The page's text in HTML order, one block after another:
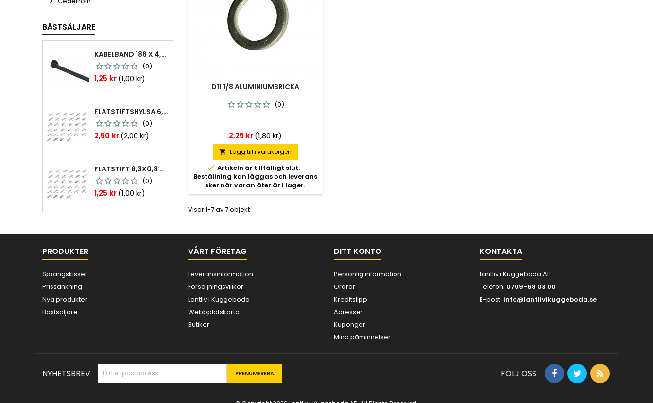
BÄSTSÄLJARE
KABELBAND 186 X 4,8MM TY25MX TY-RAP SVARTA 1000 ST
(0)
Pris
1,25 kr(1,00 kr)
FLATSTIFTSHYLSA 6,3X0,8 1,0-2,5 MM² 100ST NABB
(0)
Pris
2,50 kr(2,00 kr)
FLATSTIFT 6,3X0,8 M. NABB 1,0-2,5 MM2 100ST
(0)
Pris
1,25 kr(1,00 kr)
D11 1/8 ALUMINIUMBRICKA
(0)
Pris
2,25 kr(1,80 kr)
 Lägg till i varukorgen
 Artikeln är tillfälligt slut.
Beställning kan läggas och leverans
sker när varan åter är i lager.
Visar 1-7 av 7 objekt
PRODUKTER
Sprängskisser
Prissänkning
Nya produkter
Bästsäljare
VÅRT FÖRETAG
Leveransinformation
Försäljningsvillkor
Lantliv i Kuggeboda
Webbplatskarta
Butiker
DITT KONTO
Personlig information
Ordrar
Kreditslipp
Adresser
Kuponger
Mina påminnelser
KONTAKTA
Lantliv i Kuggeboda AB
Telefon: 0709-68 03 00
E-post: info@lantlivikuggeboda.se
NYHETSBREV FÖLJ OSS